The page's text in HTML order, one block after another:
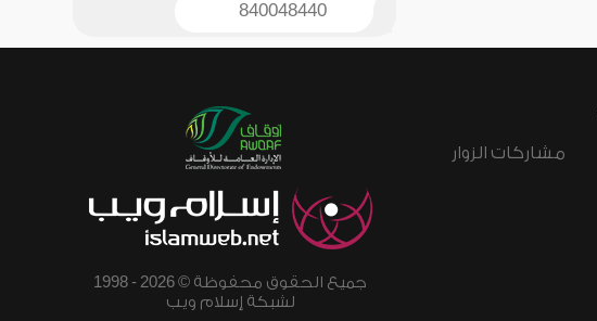
840048440
مشاركات الزوار
جميع الحقوق محفوظة © 2026 - 1998
لشبكة إسلام ويب